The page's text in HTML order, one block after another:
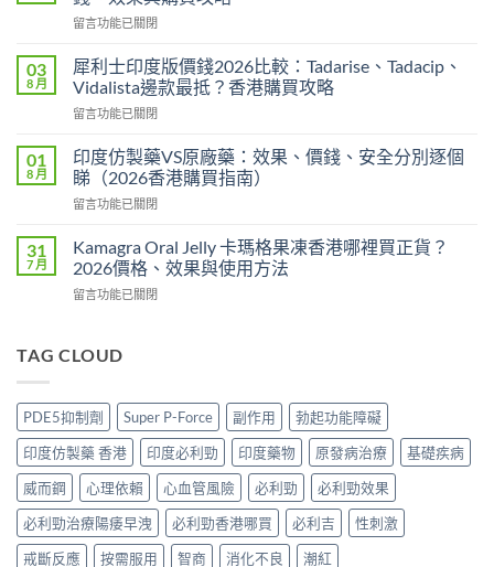
Super
P-
藍
P
港
度
買
貨？
雙
效
偉
效
與
購
買
攻
略〉
在
利
勁
印
度
POXET-
60
香
港
度
買
貨？
錢、
與
購
買
攻
略〉
中
留言功能已關閉
03
8 月
犀利士印度版價錢2026比較：Tadarise、Tadacip、
Vidalista邊款最抵？香港購買攻略
在
利
士
印
度
價
錢
比
Tadacip、
款
最
抵？
香
購
買
攻
略〉
留言功能已關閉
01
8 月
印度仿製藥VS原廠藥：效果、價錢、安全分別逐個
睇（2026香港購買指南）
在
度
仿
製
藥
廠
果、
價
錢、
安
分
別
逐
個
留言功能已關閉
31
7 月
Kamagra Oral Jelly 卡瑪格果凍香港哪裡買正貨？
2026價格、效果與使用方法
在
Jelly
格
果
凍
香
港
哪
裡
買
正
留言功能已關閉
TAG CLOUD
PDE5抑制劑 Super P-Force 副作用
勃起功能障礙
印度仿製藥 香港
印度必利勁 印度藥物 原發病治療
基礎疾病
威而鋼
心理依賴 心血管風險 必利勁
必利勁效果
必利勁治療陽痿早洩
必利勁香港哪買 必利吉
性刺激
戒斷反應
按需服用 智商 消化不良 潮紅